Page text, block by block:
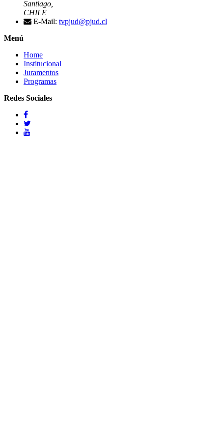
Santiago,
CHILE
E-Mail: tvpjud@pjud.cl
Menú
Home
Institucional
Juramentos
Programas
Redes Sociales